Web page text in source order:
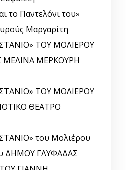
το Παντελόνι του»
Μαργαρίτη
ΤΟΥ ΜΟΛΙΕΡΟΥ
ΜΕΛΙΝΑ ΜΕΡΚΟΥΡΗ
ΤΟΥ ΜΟΛΙΕΡΟΥ
ΘΕΑΤΡΟ
του Μολιέρου
ΔΗΜΟΥ ΓΛΥΦΑΔΑΣ